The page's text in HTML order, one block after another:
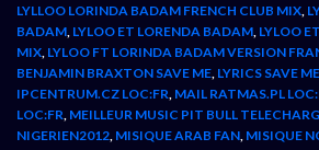
LYLLOO LORINDA BADAM FRENCH CLUB MIX,
BADAM, LYLOO ET LORENDA BADAM, LYLOO
MIX, LYLOO FT LORINDA BADAM VERSION
BENJAMIN BRAXTON SAVE ME, LYRICS SAVE
IPCENTRUM.CZ LOC:FR, MAIL RATMAS.PL
LOC:FR, MEILLEUR MUSIC PIT BULL
NIGERIEN2012, MISIQUE ARAB FAN, MISIQUE